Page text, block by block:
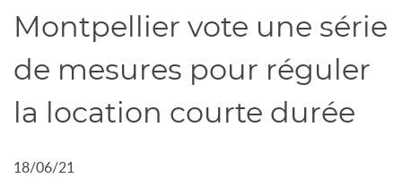
Montpellier vote une série
de mesures pour réguler
la location courte durée
18/06/21